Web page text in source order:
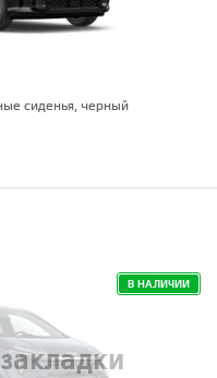
сиденья, черный
В НАЛИЧИИ